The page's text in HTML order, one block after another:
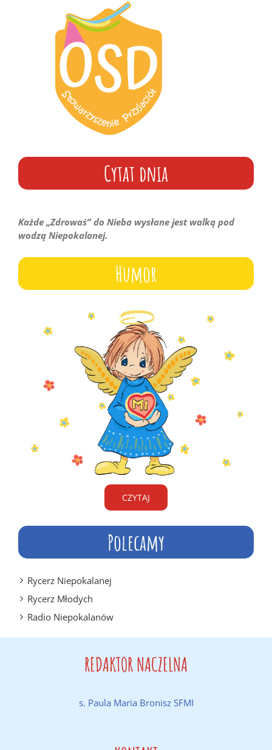
Cytat dnia
Każde „Zdrowaś” do Nieba wysłane jest walką pod
wodzą Niepokalanej.
Humor
CZYTAJ
Polecamy
Rycerz Niepokalanej
Rycerz Młodych
Radio Niepokalanów
REDAKTOR NACZELNA
s. Paula Maria Bronisz SFMI